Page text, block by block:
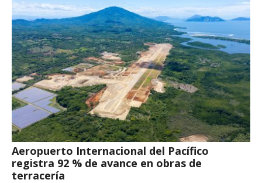
Aeropuerto Internacional del Pacífico
registra 92 % de avance en obras de
terracería